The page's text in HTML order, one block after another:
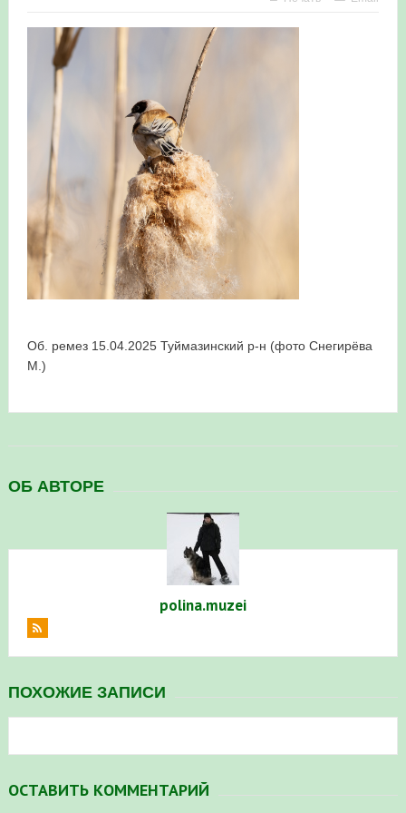
в Республике Башкортостан в 2026 году
Об. ремез 15.04.2025 Туймазинский р-н (фото Снегирёва
М.)
ОБ АВТОРЕ
polina.muzei
ПОХОЖИЕ ЗАПИСИ
ОСТАВИТЬ КОММЕНТАРИЙ